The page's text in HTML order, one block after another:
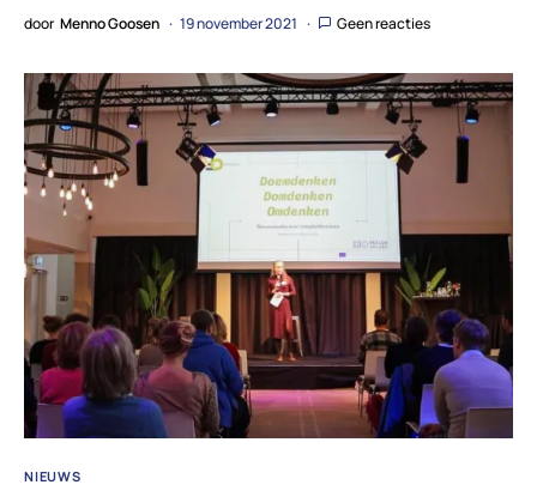
door Menno Goosen 19 november 2021 Geen reacties
NIEUWS